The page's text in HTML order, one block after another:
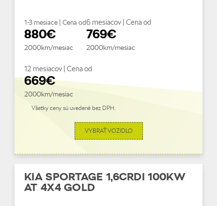
1-3 mesiace | Cena od
880€
2000km/mesiac
6 mesiacov | Cena od
769€
2000km/mesiac
12 mesiacov | Cena od
669€
2000km/mesiac
Všetky ceny sú uvedené bez DPH.
VYBRAŤ VOZIDLO
KIA SPORTAGE 1,6CRDI 100KW
AT 4X4 GOLD